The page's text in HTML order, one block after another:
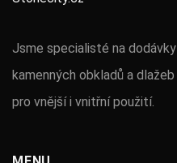
Jsme specialisté na dodávky
kamenných obkladů a dlažeb
pro vnější i vnitřní použití.